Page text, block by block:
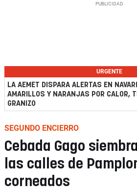
URGENTE
LA AEMET DISPARA ALERTAS EN
AMARILLOS Y NARANJAS POR CALOR,
GRANIZO
SEGUNDO ENCIERRO
Cebada Gago
las calles de
corneados